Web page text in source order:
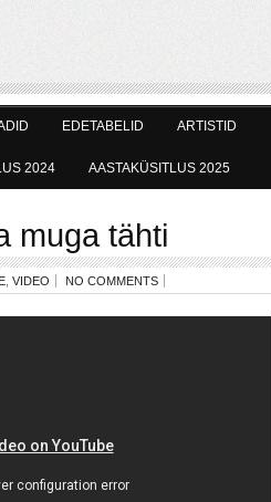
EDETABELID ARTISTID
2024 AASTAKÜSITLUS 2025
muga tähti
VIDEO NO COMMENTS